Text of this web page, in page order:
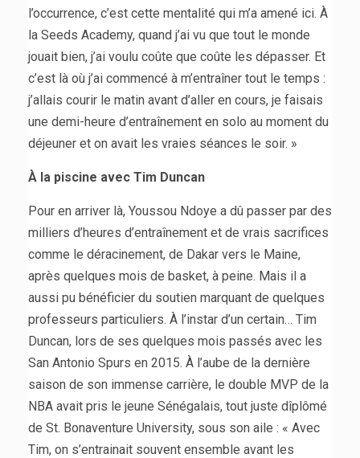
l’occurrence, c’est cette mentalité qui m’a amené ici. À
la Seeds Academy, quand j’ai vu que tout le monde
jouait bien, j’ai voulu coûte que coûte les dépasser. Et
c’est là où j’ai commencé à m’entraîner tout le temps :
j’allais courir le matin avant d’aller en cours, je faisais
une demi-heure d’entraînement en solo au moment du
déjeuner et on avait les vraies séances le soir. »
À la piscine avec Tim Duncan
Pour en arriver là, Youssou Ndoye a dû passer par des
milliers d’heures d’entraînement et de vrais sacrifices
comme le déracinement, de Dakar vers le Maine,
après quelques mois de basket, à peine. Mais il a
aussi pu bénéficier du soutien marquant de quelques
professeurs particuliers. À l’instar d’un certain… Tim
Duncan, lors de ses quelques mois passés avec les
San Antonio Spurs en 2015. À l’aube de la dernière
saison de son immense carrière, le double MVP de la
NBA avait pris le jeune Sénégalais, tout juste dîplômé
de St. Bonaventure University, sous son aile : « Avec
Tim, on s’entrainait souvent ensemble avant les